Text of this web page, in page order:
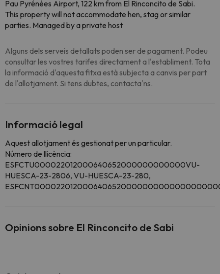
Pau Pyrénées Airport, 122 km from El Rinconcito de Sabi.
This property will not accommodate hen, stag or similar
parties. Managed by a private host
Alguns dels serveis detallats poden ser de pagament. Podeu
consultar les vostres tarifes directament a l'establiment. Tota
la informació d'aquesta fitxa està subjecta a canvis per part
de l'allotjament. Si tens dubtes, contacta'ns.
Informació legal
Aquest allotjament és gestionat per un particular.
Número de llicència:
ESFCTU000022012000640652000000000000VU-
HUESCA-23-2806, VU-HUESCA-23-280,
Opinions sobre El Rinconcito de Sabi